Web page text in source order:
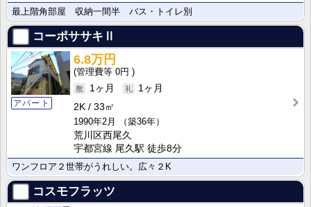
最上階角部屋 収納一間半 バス・トイレ別
コーポササキⅡ
アパート
6.8万円
0円
1ヶ月
1ヶ月
2K
33㎡
1990年2月
（築36年）
荒川区西尾久
宇都宮線 尾久駅 徒歩8分
ワンフロア２世帯がうれしい。広々２K
コスモフラッツ